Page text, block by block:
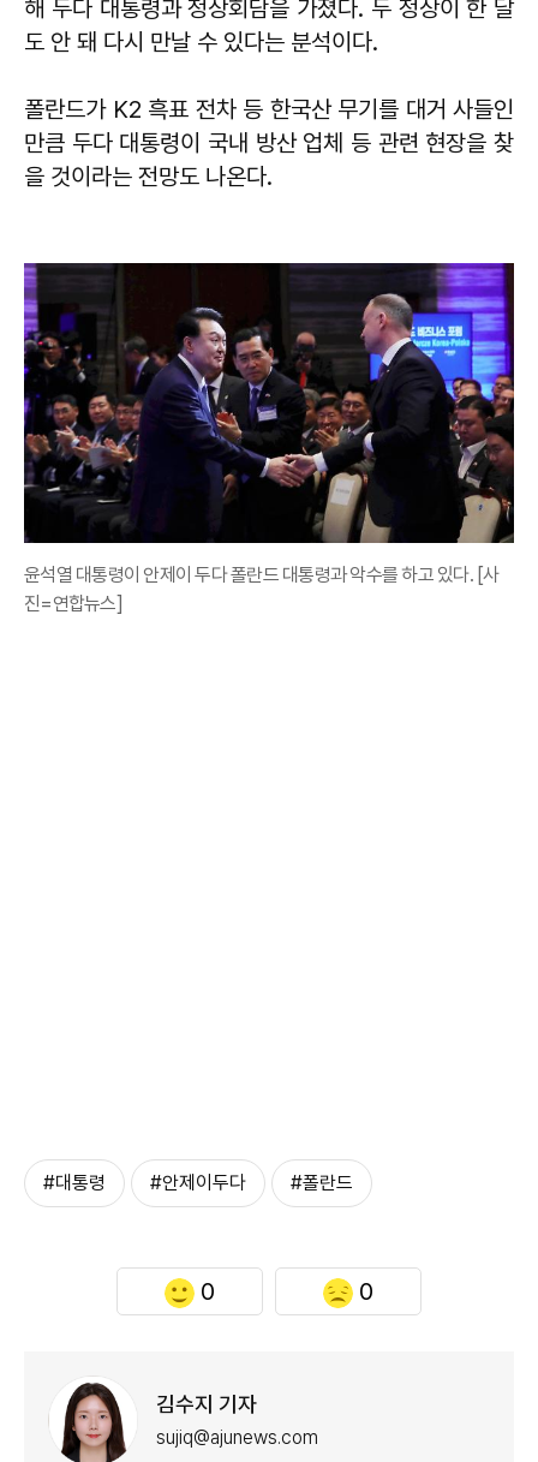
해 두다 대통령과 정상회담을 가졌다. 두 정상이 한 달
도 안 돼 다시 만날 수 있다는 분석이다.
폴란드가 K2 흑표 전차 등 한국산 무기를 대거 사들인
만큼 두다 대통령이 국내 방산 업체 등 관련 현장을 찾
을 것이라는 전망도 나온다.
윤석열 대통령이 안제이 두다 폴란드 대통령과 악수를 하고 있다. [사
진=연합뉴스]
#대통령 #안제이두다 #폴란드
0 0
김수지 기자
sujiq@ajunews.com